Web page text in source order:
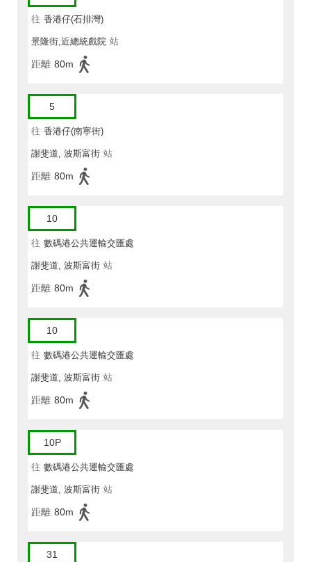
往 香港仔(石排灣)
景隆街,近總統戲院 站
距離 80m
5
往 香港仔(南寧街)
謝斐道, 波斯富街 站
距離 80m
10
往 數碼港公共運輸交匯處
謝斐道, 波斯富街 站
距離 80m
10
往 數碼港公共運輸交匯處
謝斐道, 波斯富街 站
距離 80m
10P
往 數碼港公共運輸交匯處
謝斐道, 波斯富街 站
距離 80m
31